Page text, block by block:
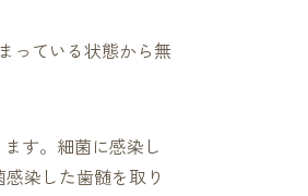
っている状態から無
す。細菌に感染し
染した歯髄を取り